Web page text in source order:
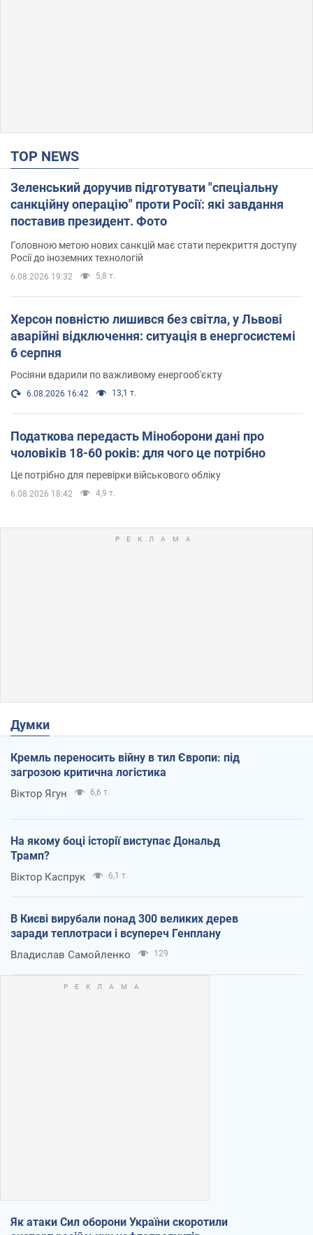
TOP NEWS
Зеленський доручив підготувати "спеціальну
санкційну операцію" проти Росії: які завдання
поставив президент. Фото
Головною метою нових санкцій має стати перекриття доступу
Росії до іноземних технологій
6.08.2026 19:32 5,8 т.
Херсон повністю лишився без світла, у Львові
аварійні відключення: ситуація в енергосистемі
6 серпня
Росіяни вдарили по важливому енергооб'єкту
6.08.2026 16:42 13,1 т.
Податкова передасть Міноборони дані про
чоловіків 18-60 років: для чого це потрібно
Це потрібно для перевірки військового обліку
6.08.2026 18:42 4,9 т.
Думки
Кремль переносить війну в тил Європи: під
загрозою критична логістика
Віктор Ягун 6,6 т.
На якому боці історії виступає Дональд
Трамп?
Віктор Каспрук 6,1 т.
В Києві вирубали понад 300 великих дерев
заради теплотраси і всупереч Генплану
Владислав Самойленко 129
Як атаки Сил оборони України скоротили